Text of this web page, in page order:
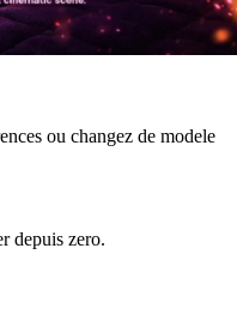
ou changez de modele
depuis zero.